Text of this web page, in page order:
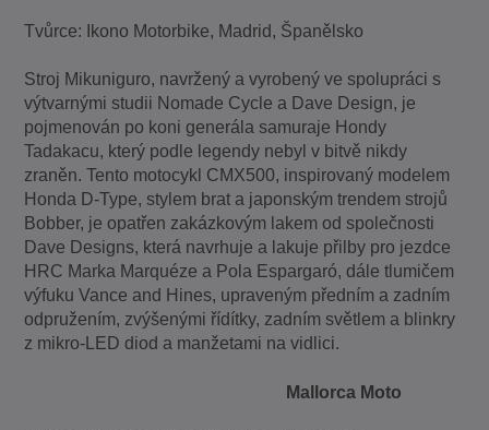
Tvůrce: Ikono Motorbike, Madrid, Španělsko
Stroj Mikuniguro, navržený a vyrobený ve spolupráci s
výtvarnými studii Nomade Cycle a Dave Design, je
pojmenován po koni generála samuraje Hondy
Tadakacu, který podle legendy nebyl v bitvě nikdy
zraněn. Tento motocykl CMX500, inspirovaný modelem
Honda D-Type, stylem brat a japonským trendem strojů
Bobber, je opatřen zakázkovým lakem od společnosti
Dave Designs, která navrhuje a lakuje přilby pro jezdce
HRC Marka Marquéze a Pola Espargaró, dále tlumičem
výfuku Vance and Hines, upraveným předním a zadním
odpružením, zvýšenými řídítky, zadním světlem a blinkry
z mikro-LED diod a manžetami na vidlici.
Mallorca Moto